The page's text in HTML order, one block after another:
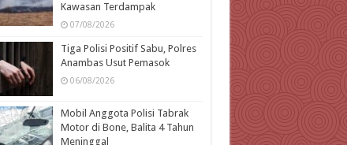
Kawasan Terdampak
07/08/2026
Tiga Polisi Positif Sabu, Polres
Anambas Usut Pemasok
06/08/2026
Mobil Anggota Polisi Tabrak
Motor di Bone, Balita 4 Tahun
Meninggal